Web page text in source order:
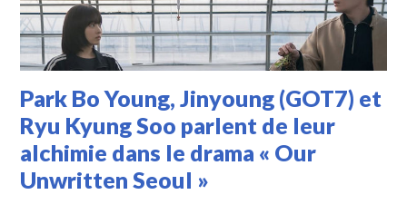
Park Bo Young, Jinyoung (GOT7) et
Ryu Kyung Soo parlent de leur
alchimie dans le drama « Our
Unwritten Seoul »